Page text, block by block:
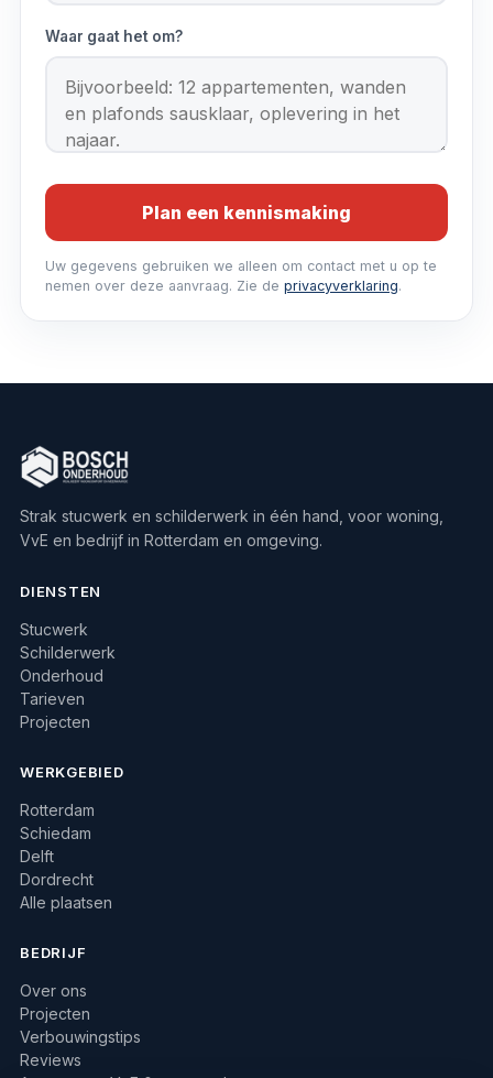
Waar gaat het om?
Plan een kennismaking
Uw gegevens gebruiken we alleen om contact met u op te
nemen over deze aanvraag. Zie de privacyverklaring.
Strak stucwerk en schilderwerk in één hand, voor woning,
VvE en bedrijf in Rotterdam en omgeving.
DIENSTEN
Stucwerk
Schilderwerk
Onderhoud
Tarieven
Projecten
WERKGEBIED
Rotterdam
Schiedam
Delft
Dordrecht
Alle plaatsen
BEDRIJF
Over ons
Projecten
Verbouwingstips
Reviews